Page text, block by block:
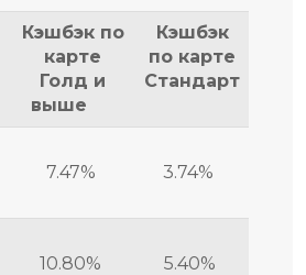
Кэшбэк по
карте
Голд и
выше
Кэшбэк
по карте
Стандарт
7.47% 3.74%
10.80% 5.40%